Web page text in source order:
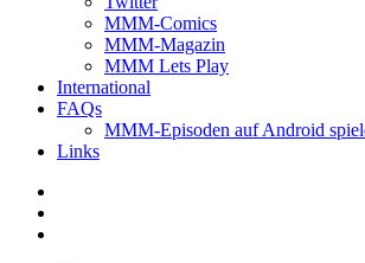
MMM-Comics
MMM-Magazin
MMM Lets Play
International
FAQs
MMM-Episoden auf Android
Links